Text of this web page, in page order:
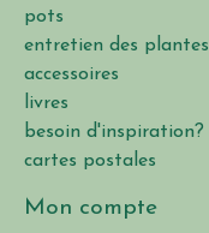
pots
entretien des plantes
accessoires
livres
besoin d'inspiration?
cartes postales
Mon compte